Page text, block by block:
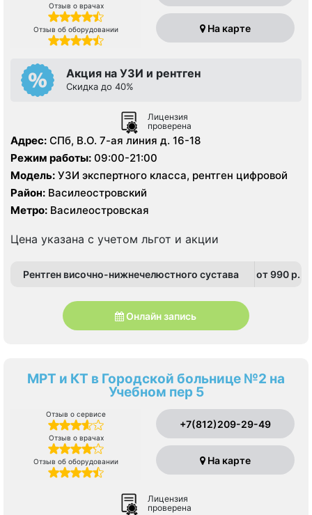
Отзыв о врачах
Отзыв об оборудовании На карте
Акция на УЗИ и рентген
Скидка до 40%
Лицензия
проверена
Адрес: СПб, В.О. 7-ая линия д. 16-18
Режим работы: 09:00-21:00
Модель: УЗИ экспертного класса, рентген цифровой
Район: Василеостровский
Метро: Василеостровская
Цена указана с учетом льгот и акции
Рентген височно-нижнечелюстного сустава от 990 p.
Онлайн запись
МРТ и КТ в Городской больнице №2 на
Учебном пер 5
Отзыв о сервисе
Отзыв о врачах
Отзыв об оборудовании
+7(812)209-29-49
На карте
Лицензия
проверена